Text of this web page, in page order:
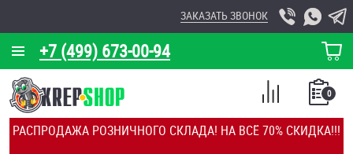
РАСПРОДАЖА РОЗНИЧНОГО СКЛАДА! НА ВСЁ 70% СКИДКА!!!
+7 (499) 673-00-94
ЗАКАЗАТЬ ЗВОНОК
КОРЗИНА
О КОМПАНИИ
КАЛЬКУЛЯТОР
0
СПИСОК
СРАВНЕНИЕ